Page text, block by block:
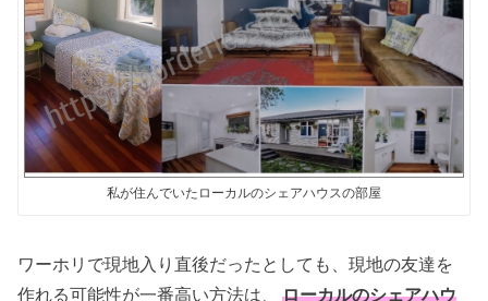
私が住んでいたローカルのシェアハウスの部屋
ワーホリで現地入り直後だったとしても、現地の友達を
作れる可能性が一番高い方法は、
ローカルのシェアハウ